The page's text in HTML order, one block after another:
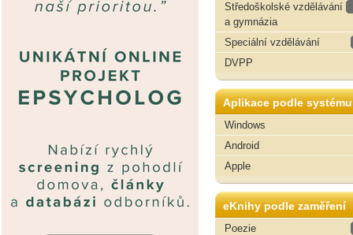
Středoškolské vzdělávání
a gymnázia
Speciální vzdělávání
DVPP
Aplikace podle systému
Windows
Android
Apple
eKnihy podle zaměření
Poezie